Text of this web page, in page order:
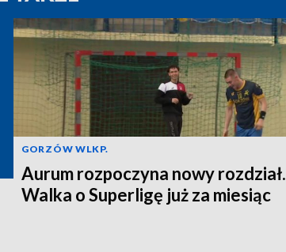
GORZÓW WLKP.
Aurum rozpoczyna nowy rozdział.
Walka o Superligę już za miesiąc